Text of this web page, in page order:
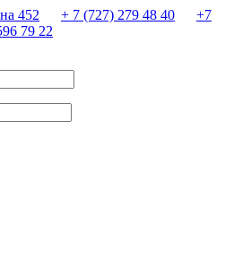
452 + 7 (727) 279 48 40
+7
79 22